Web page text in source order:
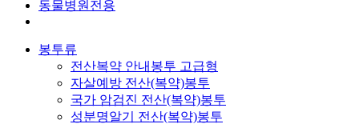
동물병원전용
봉투류
전산복약 안내봉투 고급형
자살예방 전산(복약)봉투
국가 암검진 전산(복약)봉투
성분명알기 전산(복약)봉투